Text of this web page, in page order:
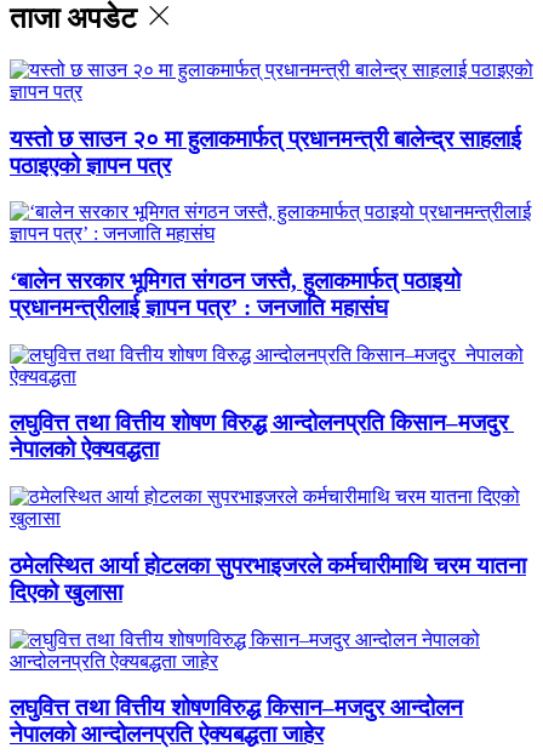
ताजा अपडेट
यस्तो छ साउन २० मा हुलाकमार्फत् प्रधानमन्त्री बालेन्द्र साहलाई
पठाइएको ज्ञापन पत्र
‘बालेन सरकार भूमिगत संगठन जस्तै, हुलाकमार्फत् पठाइयो
प्रधानमन्त्रीलाई ज्ञापन पत्र’ : जनजाति महासंघ
लघुवित्त तथा वित्तीय शोषण विरुद्ध आन्दोलनप्रति किसान–मजदुर
नेपालको ऐक्यवद्धता
ठमेलस्थित आर्या होटलका सुपरभाइजरले कर्मचारीमाथि चरम यातना
दिएको खुलासा
लघुवित्त तथा वित्तीय शोषणविरुद्ध किसान–मजदुर आन्दोलन
नेपालको आन्दोलनप्रति ऐक्यबद्धता जाहेर